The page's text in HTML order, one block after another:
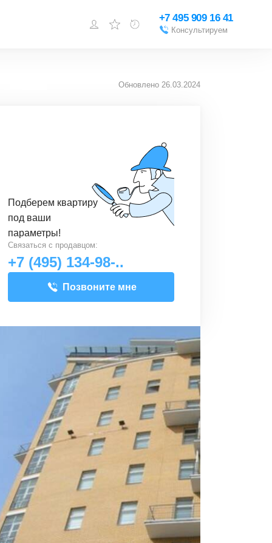
Добавить объект
+7 495 909 16 41
Консультируем
Обновлено 26.03.2024
Подберем квартиру
под ваши
параметры!
Связаться с продавцом:
+7 (495) 134-98-..
Позвоните мне